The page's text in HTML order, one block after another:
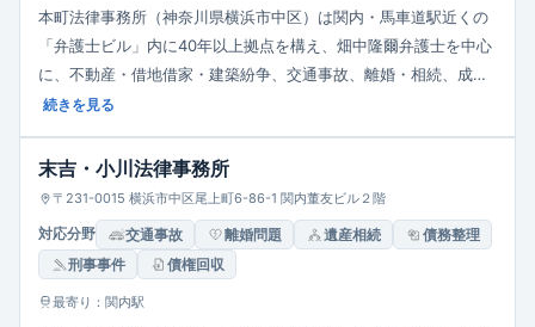
本町法律事務所（神奈川県横浜市中区）は関内・馬車道駅近くの
「弁護士ビル」内に40年以上拠点を構え、畑中隆爾弁護士を中心
に、不動産・借地借家・建築紛争、交通事故、離婚・相続、成年
後見、債務整理、企業法務、環境・行政など市民と企業の多様な
続きを見る
末吉・小川法律事務所
〒231-0015 横浜市中区尾上町6-86-1 関内董友ビル２階
対応分野 交通事故 離婚問題 遺産相続
債務整理
刑事事件
債権回収
最寄り：関内駅